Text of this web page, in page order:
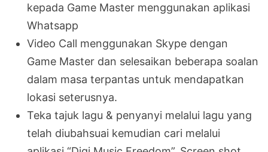
kepada Game Master menggunakan aplikasi
Whatsapp
Video Call menggunakan Skype dengan
Game Master dan selesaikan beberapa soalan
dalam masa terpantas untuk mendapatkan
lokasi seterusnya.
Teka tajuk lagu & penyanyi melalui lagu yang
telah diubahsuai kemudian cari melalui